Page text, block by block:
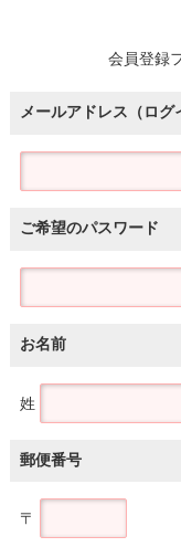
会員登録
メールアドレス（ログ
ご希望のパスワード
お名前
姓
郵便番号
〒